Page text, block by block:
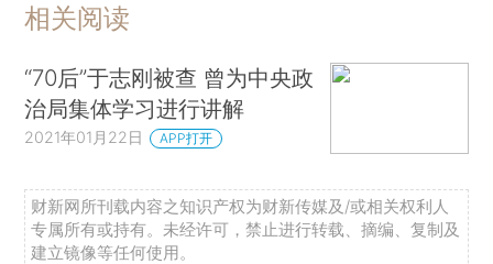
相关阅读
“70后”于志刚被查 曾为中央政
治局集体学习进行讲解
2021年01月22日 APP打开
财新网所刊载内容之知识产权为财新传媒及/或相关权利人
专属所有或持有。未经许可，禁止进行转载、摘编、复制及
建立镜像等任何使用。